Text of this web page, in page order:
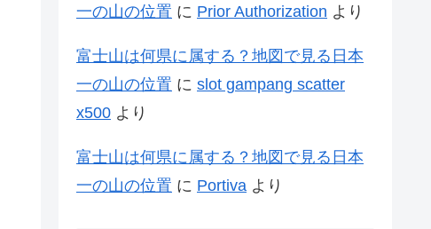
一の山の位置 に Prior Authorization より
富士山は何県に属する？地図で見る日本
一の山の位置 に slot gampang scatter
x500 より
富士山は何県に属する？地図で見る日本
一の山の位置 に Portiva より